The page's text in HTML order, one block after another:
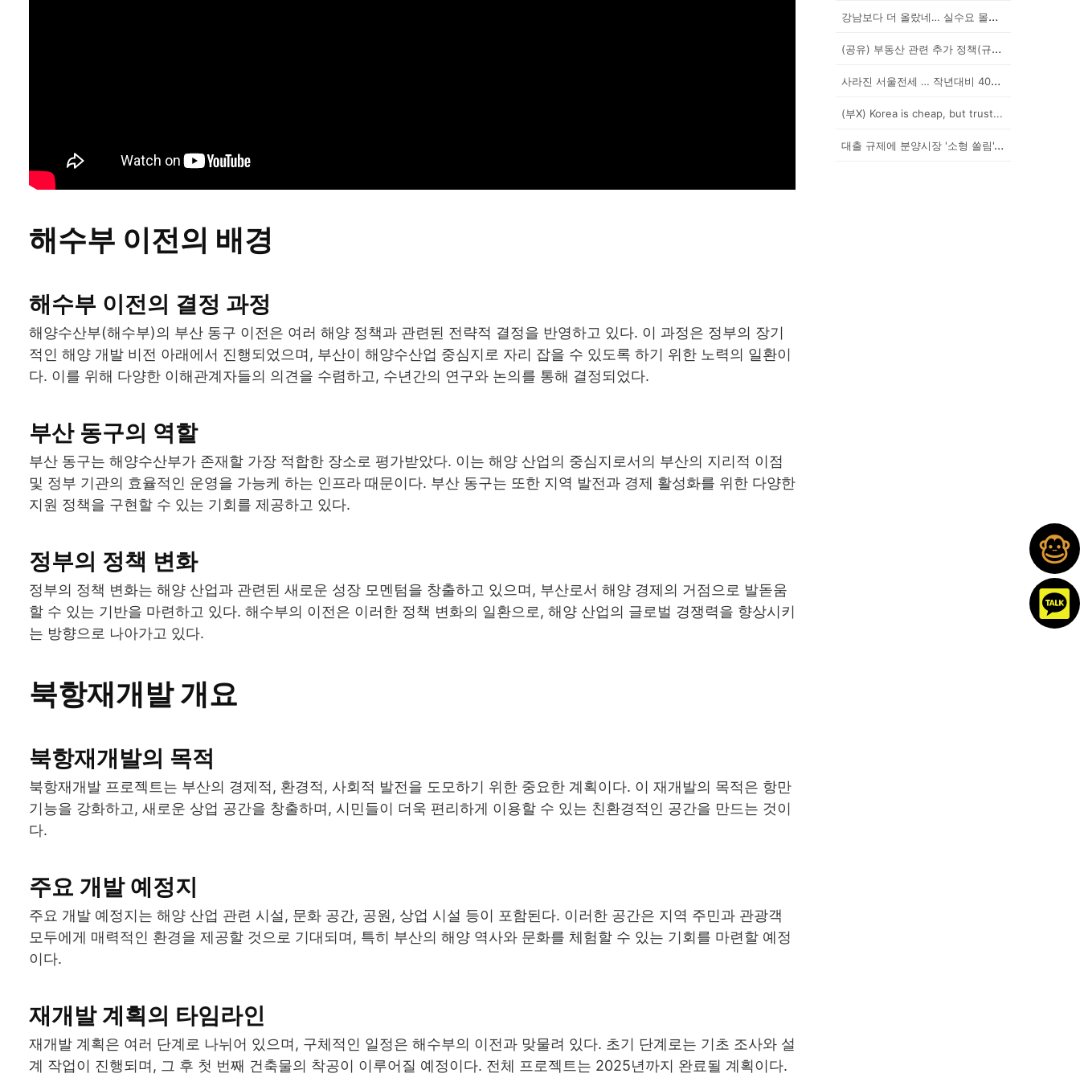
해수부 이전의 배경
해수부 이전의 결정 과정
해양수산부(해수부)의 부산 동구 이전은 여러 해양 정책과 관련된 전략적 결정을 반영하고 있다. 이 과정은 정부의 장기
적인 해양 개발 비전 아래에서 진행되었으며, 부산이 해양수산업 중심지로 자리 잡을 수 있도록 하기 위한 노력의 일환이
다. 이를 위해 다양한 이해관계자들의 의견을 수렴하고, 수년간의 연구와 논의를 통해 결정되었다.
부산 동구의 역할
부산 동구는 해양수산부가 존재할 가장 적합한 장소로 평가받았다. 이는 해양 산업의 중심지로서의 부산의 지리적 이점
및 정부 기관의 효율적인 운영을 가능케 하는 인프라 때문이다. 부산 동구는 또한 지역 발전과 경제 활성화를 위한 다양한
지원 정책을 구현할 수 있는 기회를 제공하고 있다.
정부의 정책 변화
정부의 정책 변화는 해양 산업과 관련된 새로운 성장 모멘텀을 창출하고 있으며, 부산로서 해양 경제의 거점으로 발돋움
할 수 있는 기반을 마련하고 있다. 해수부의 이전은 이러한 정책 변화의 일환으로, 해양 산업의 글로벌 경쟁력을 향상시키
는 방향으로 나아가고 있다.
북항재개발 개요
북항재개발의 목적
북항재개발 프로젝트는 부산의 경제적, 환경적, 사회적 발전을 도모하기 위한 중요한 계획이다. 이 재개발의 목적은 항만
기능을 강화하고, 새로운 상업 공간을 창출하며, 시민들이 더욱 편리하게 이용할 수 있는 친환경적인 공간을 만드는 것이
다.
주요 개발 예정지
주요 개발 예정지는 해양 산업 관련 시설, 문화 공간, 공원, 상업 시설 등이 포함된다. 이러한 공간은 지역 주민과 관광객
모두에게 매력적인 환경을 제공할 것으로 기대되며, 특히 부산의 해양 역사와 문화를 체험할 수 있는 기회를 마련할 예정
이다.
재개발 계획의 타임라인
재개발 계획은 여러 단계로 나뉘어 있으며, 구체적인 일정은 해수부의 이전과 맞물려 있다. 초기 단계로는 기초 조사와 설
계 작업이 진행되며, 그 후 첫 번째 건축물의 착공이 이루어질 예정이다. 전체 프로젝트는 2025년까지 완료될 계획이다.
강남보다 더 올랐네… 실수요 몰린 이곳은?
(공유) 부동산 관련 추가 정책(규제) 발표 예상됩니다...
사라진 서울전세 … 작년대비 40% '뚝'
(부X) Korea is cheap, but trust...
대출 규제에 분양시장 '소형 쏠림'…20평 이하 경쟁률...